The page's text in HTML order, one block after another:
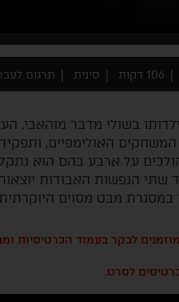
106 דקות סינית תרגום
בשולי מדבר מוהאבי.
האולימפיים,
על ארבע בהם הוא
שתי הנפשות האבודות
במסגרת מבט מסוים
לבקר בעמוד הכרטיסיות
לסרט.